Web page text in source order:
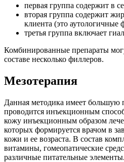
первая группа содержит в
вторая группа содержит
клиента (это аутологичные
третья группа включает
Комбинированные препараты
составе несколько филлеров.
Мезотерапия
Данная методика имеет большую
проводится инъекционным
кожу инъекционным образом
которых формируется врачом в
кожи и ее возраста. В состав
витамины, гомеопатические
различные питательные элементы.